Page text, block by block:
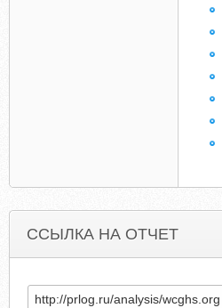
ССЫЛКА НА ОТЧЕТ